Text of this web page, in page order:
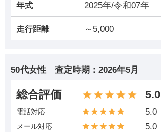
年式 2025年/令和07年
走行距離 ～5,000
50代女性 査定時期： 2026年5月
総合評価 5.0
電話対応 5.0
メール対応 5.0